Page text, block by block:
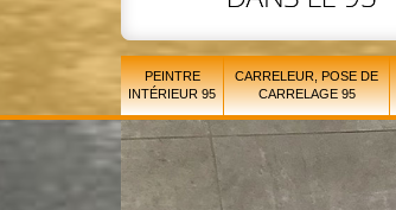
PEINTRE
INTÉRIEUR 95
CARRELEUR, POSE DE
CARRELAGE 95